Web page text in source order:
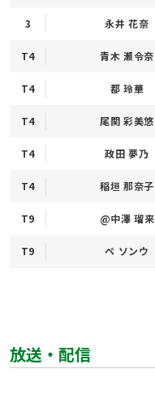
3 永井 花奈
T4 青木 瀬令奈
T4 都 玲華
T4 尾関 彩美悠
T4 政田 夢乃
T4 稲垣 那奈子
T9 @中澤 瑠来
T9 ペ ソンウ
放送・配信